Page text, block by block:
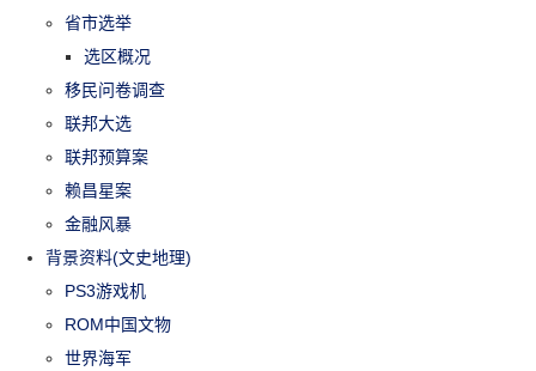
省市选举
选区概况
移民问卷调查
联邦大选
联邦预算案
赖昌星案
金融风暴
背景资料(文史地理)
PS3游戏机
ROM中国文物
世界海军